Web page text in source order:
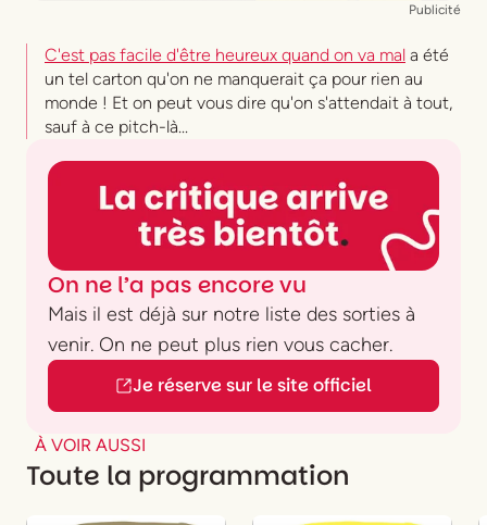
Publicité
C'est pas facile d'être heureux quand on va mal a été
un tel carton qu'on ne manquerait ça pour rien au
monde ! Et on peut vous dire qu'on s'attendait à tout,
sauf à ce pitch-là...
On ne l’a pas encore vu
Mais il est déjà sur notre liste des sorties à
venir. On ne peut plus rien vous cacher.
Je réserve sur le site officiel
À VOIR AUSSI
Toute la programmation